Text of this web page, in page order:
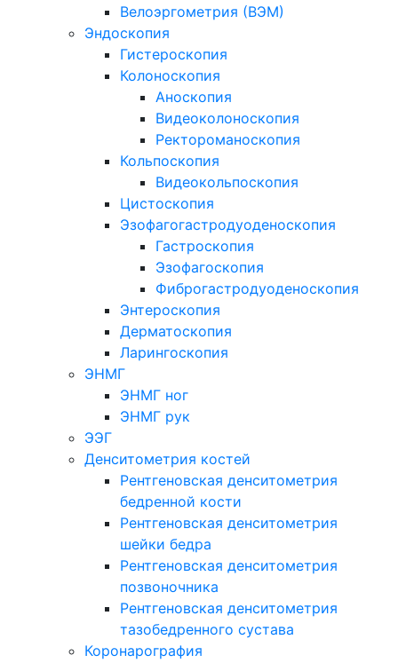
Велоэргометрия (ВЭМ)
Эндоскопия
Гистероскопия
Колоноскопия
Аноскопия
Видеоколоноскопия
Ректороманоскопия
Кольпоскопия
Видеокольпоскопия
Цистоскопия
Эзофагогастродуоденоскопия
Гастроскопия
Эзофагоскопия
Фиброгастродуоденоскопия
Энтероскопия
Дерматоскопия
Ларингоскопия
ЭНМГ
ЭНМГ ног
ЭНМГ рук
ЭЭГ
Денситометрия костей
Рентгеновская денситометрия
бедренной кости
Рентгеновская денситометрия
шейки бедра
Рентгеновская денситометрия
позвоночника
Рентгеновская денситометрия
тазобедренного сустава
Коронарография